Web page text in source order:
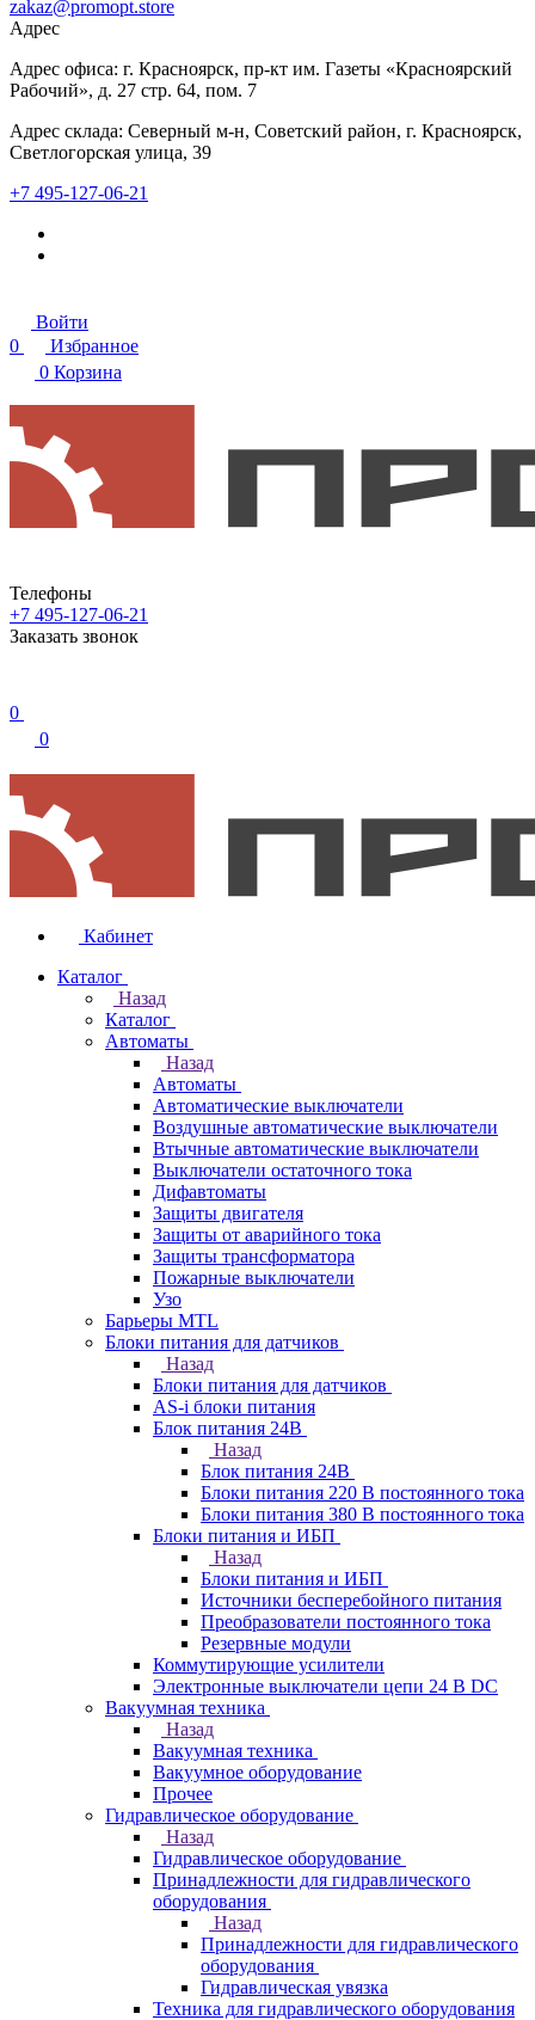
zakaz@promopt.store
Адрес
Адрес офиса: г. Красноярск, пр-кт им. Газеты «Красноярский
Рабочий», д. 27 стр. 64, пом. 7
Адрес склада: Северный м-н, Советский район, г. Красноярск,
Светлогорская улица, 39
+7 495-127-06-21
Войти
0
Избранное
0 Корзина
Телефоны
+7 495-127-06-21
Заказать звонок
0
0
Кабинет
Каталог
Назад
Каталог
Автоматы
Назад
Автоматы
Автоматические выключатели
Воздушные автоматические выключатели
Втычные автоматические выключатели
Выключатели остаточного тока
Дифавтоматы
Защиты двигателя
Защиты от аварийного тока
Защиты трансформатора
Пожарные выключатели
Узо
Барьеры MTL
Блоки питания для датчиков
Назад
Блоки питания для датчиков
AS-i блоки питания
Блок питания 24В
Назад
Блок питания 24В
Блоки питания 220 В постоянного тока
Блоки питания 380 В постоянного тока
Блоки питания и ИБП
Назад
Блоки питания и ИБП
Источники бесперебойного питания
Преобразователи постоянного тока
Резервные модули
Коммутирующие усилители
Электронные выключатели цепи 24 В DC
Вакуумная техника
Назад
Вакуумная техника
Вакуумное оборудование
Прочее
Гидравлическое оборудование
Назад
Гидравлическое оборудование
Принадлежности для гидравлического
оборудования
Назад
Принадлежности для гидравлического
оборудования
Гидравлическая увязка
Техника для гидравлического оборудования